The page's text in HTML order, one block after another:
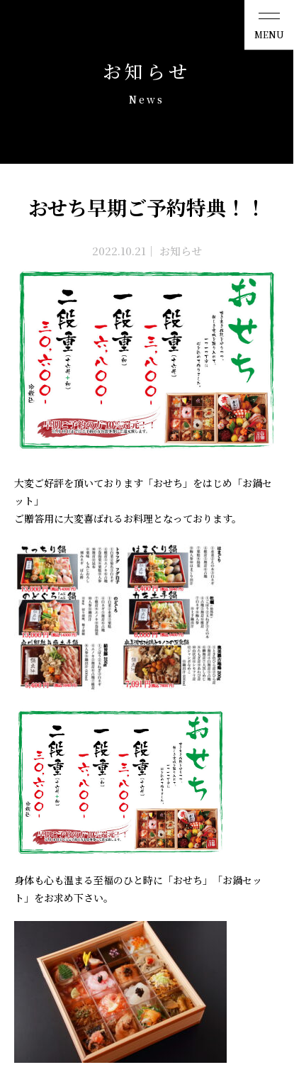
MENU
お知らせ
News
おせち早期ご予約特典！！
2022.10.21 ｜ お知らせ
大変ご好評を頂いております「おせち」をはじめ「お鍋セ
ット」
ご贈答用に大変喜ばれるお料理となっております。
身体も心も温まる至福のひと時に「おせち」「お鍋セッ
ト」をお求め下さい。